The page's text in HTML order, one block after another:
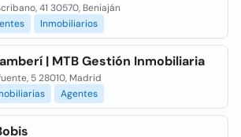
41 30570, Beniaján
Inmobiliarios
| MTB Gestión Inmobiliaria
5 28010, Madrid
Agentes